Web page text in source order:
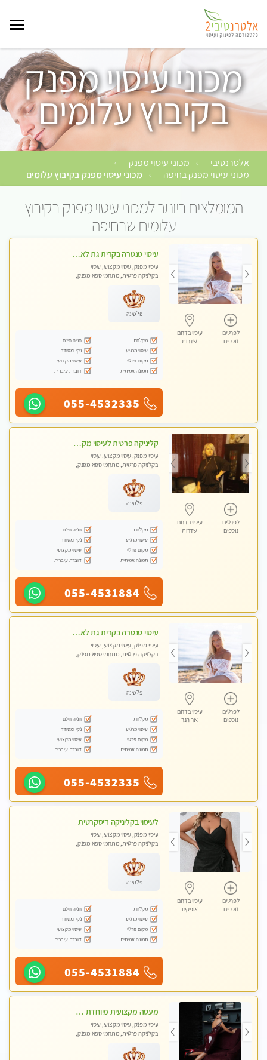
מכוני עיסוי מפנק
בקיבוץ עלומים
אלטרנטיבי › מכוני עיסוי מפנק ›
מכוני עיסוי מפנק בחיפה › מכוני עיסוי מפנק בקיבוץ עלומים
המומלצים ביותר למכוני עיסוי מפנק בקיבוץ
עלומים שבחיפה
לפרטים
נוספים
עיסוי בדרום
שדרות
עיסוי טנטרה בקרית גת לא מה שחשבת הרבה יותר ממה שדמיינת פרטי!!! Highly recommended
עיסוי מפנק, עיסוי מקצועי, עיסוי
בקלניקה פרטית, מתחמי ספא מפנק,
טנטרה
פלטינה
מקלחת
חניה חינם
עיסוי מרגיע
נקי ומסודר
מקום פרטי
עיסוי מקצועי
תמונה אמיתית
דוברת עיברית
055-4532335
לפרטים
נוספים
עיסוי בדרום
שדרות
קליניקה פרטית לעיסוי מקצועי ואלטרנטיבי ברמה גבוהה VIP תתקשר ..... highly recommended..new in the city
עיסוי מפנק, עיסוי מקצועי, עיסוי
בקלניקה פרטית, מתחמי ספא מפנק,
פלטינה
מקלחת
חניה חינם
עיסוי מרגיע
נקי ומסודר
מקום פרטי
עיסוי מקצועי
תמונה אמיתית
דוברת עיברית
055-4531884
לפרטים
נוספים
עיסוי בדרום
אור הנר
עיסוי טנטרה בקרית גת לא מה שחשבת הרבה יותר ממה שדמיינת פרטי!!! Highly recommended
עיסוי מפנק, עיסוי מקצועי, עיסוי
בקלניקה פרטית, מתחמי ספא מפנק,
פלטינה
מקלחת
חניה חינם
עיסוי מרגיע
נקי ומסודר
מקום פרטי
עיסוי מקצועי
תמונה אמיתית
דוברת עיברית
055-4532335
לפרטים
נוספים
עיסוי בדרום
אופקים
לעיסוי בקליניקה דיסקרטית
עיסוי מפנק, עיסוי מקצועי, עיסוי
בקלניקה פרטית, מתחמי ספא מפנק,
פלטינה
מקלחת
חניה חינם
עיסוי מרגיע
נקי ומסודר
מקום פרטי
עיסוי מקצועי
תמונה אמיתית
דוברת עיברית
055-4531884
מעסה מקצועית מיוחדת צעירה ואיכותית פרטי!!!- Highly recommended
עיסוי מפנק, עיסוי מקצועי, עיסוי
בקלניקה פרטית, מתחמי ספא מפנק,